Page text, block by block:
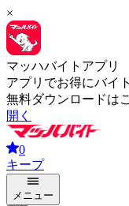
×
マッハバイトアプリ
アプリでお得にバイ
無料ダウンロードは
開く
0
キープ
メニュー